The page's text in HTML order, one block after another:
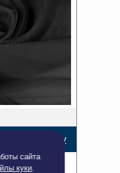
сайта
куки.
В корзину